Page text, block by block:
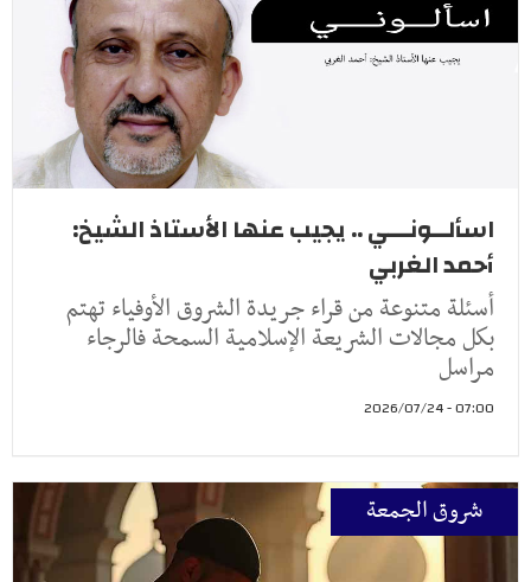
اسألــونـــي .. يجيب عنها الأستاذ الشيخ:
أحمد الغربي
أسئلة متنوعة من قراء جريدة الشروق الأوفياء تهتم
بكل مجالات الشريعة الإسلامية السمحة فالرجاء
مراسل
07:00 - 2026/07/24
شروق الجمعة